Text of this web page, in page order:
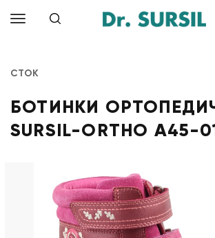
СТОК
БОТИНКИ
SURSIL-ORTHO A45-